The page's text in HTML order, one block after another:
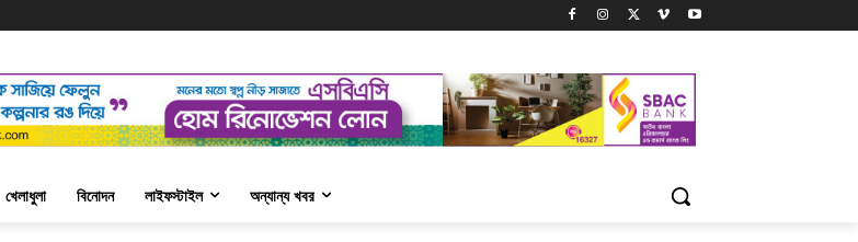
খেলাধুলা বিনোদন লাইফস্টাইল অন্যান্য খবর